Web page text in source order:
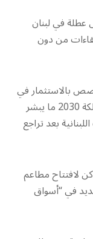
في لبنان
من دون
بالاستثمار في
المملكة العربية السعودية في ضوء رؤية المملكة 2030 ما يبشر
بعد تراجع
لافتتاح مطاعم
في “أسواق